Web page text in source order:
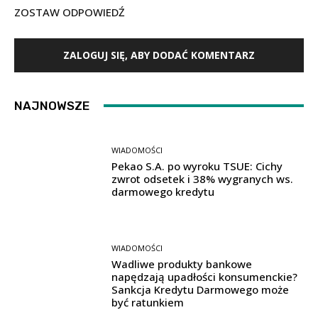
ZOSTAW ODPOWIEDŹ
ZALOGUJ SIĘ, ABY DODAĆ KOMENTARZ
NAJNOWSZE
WIADOMOŚCI
Pekao S.A. po wyroku TSUE: Cichy
zwrot odsetek i 38% wygranych ws.
darmowego kredytu
WIADOMOŚCI
Wadliwe produkty bankowe
napędzają upadłości konsumenckie?
Sankcja Kredytu Darmowego może
być ratunkiem